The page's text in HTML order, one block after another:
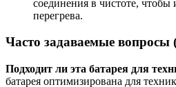
соединения в чистоте, чтобы
перегрева.
Часто задаваемые вопросы
Подходит ли эта батарея для
батарея оптимизирована для